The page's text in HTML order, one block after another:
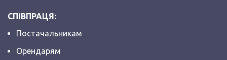
СПІВПРАЦЯ:
Постачальникам
Орендарям